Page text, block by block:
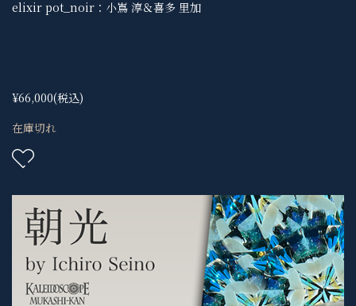
elixir pot_noir：小嶌 淳＆喜多 里加
¥66,000(税込)
在庫切れ